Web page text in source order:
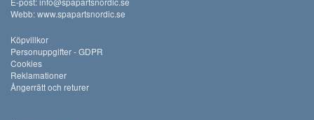
Webb:www.spapartsnordic.se
Köpvillkor
Personuppgifter - GDPR
Cookies
Reklamationer
Ångerrätt och returer